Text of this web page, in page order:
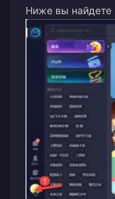
Ниже вы найдете